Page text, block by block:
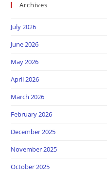
Archives
July 2026
June 2026
May 2026
April 2026
March 2026
February 2026
December 2025
November 2025
October 2025